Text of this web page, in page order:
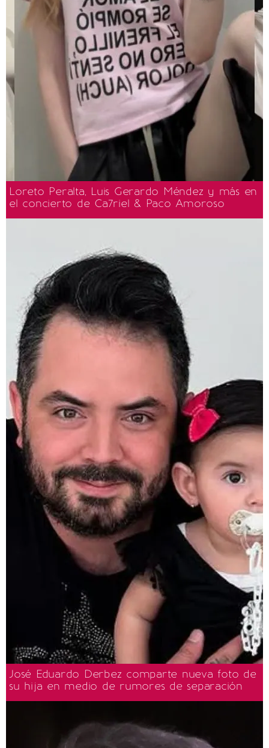
Loreto Peralta, Luis Gerardo Méndez y más en
el concierto de Ca7riel & Paco Amoroso
José Eduardo Derbez comparte nueva foto de
su hija en medio de rumores de separación